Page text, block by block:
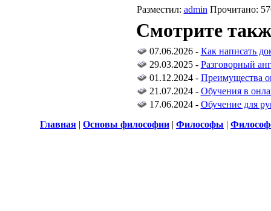
Разместил: admin Прочитано:
Смотрите
07.06.2026 - Как написать
29.03.2025 - Разговорный
01.12.2024 - Преимущества
21.07.2024 - Обучения в
17.06.2024 - Обучение для
Главная | Основы философии | Философы |